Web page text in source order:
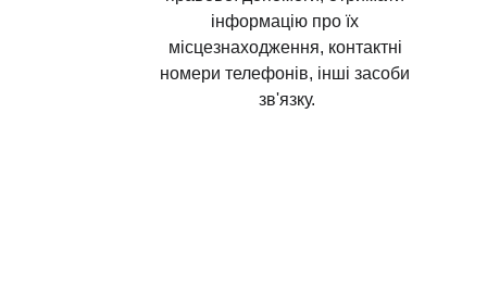
інформацію про їх
місцезнаходження, контактні
номери телефонів, інші засоби
зв'язку.